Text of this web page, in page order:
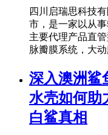
四川启瑞思科技
市，是一家以从
主要代理产品直
脉瓣膜系统，大
深入澳洲
水壳如何助
白鲨真相